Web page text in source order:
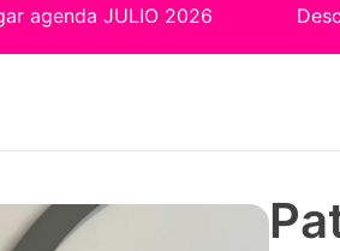
agenda JULIO 2026